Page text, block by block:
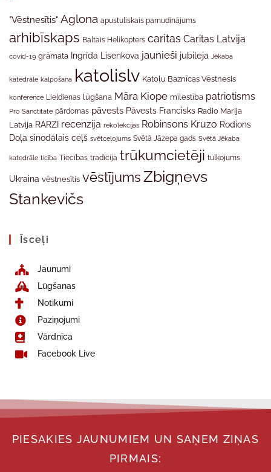
"Vēstnesītis" Aglona apustuliskais pamudinājums
arhibīskaps Baltais Helikopters caritas Caritas Latvija
covid-19 grāmata Ingrīda Lisenkova jaunieši jubileja Jēkaba
katedrāle kalpošana katolislv Katoļu Baznīcas Vēstnesis
konference Lieldienas lūgšana Māra Kiope mīlestība patriotisms
Pro Sanctitate pārdomas pāvests Pāvests Francisks Radio Marija
Latvija RARZI recenzija rekolekcijas Robinsons Kruzo Rodions
Doļa sinodālais ceļš svētceļojums Svētā Jāzepa gads Svētā Jēkaba
katedrāle ticība Tiecības tradīcija trūkumcietēji tulkojums
Ukraina vēstnesītis vēstījumsZbigņevs
Stankevičs
Īsceļi
Jaunumi
Lūgšanas
Notikumi
Paziņojumi
Vārdnīca
Facebook Live
PIESAKIES JAUNUMIEM UN SAŅEM ZIŅAS
PIRMAIS: